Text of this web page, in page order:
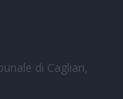
di Cagliari,